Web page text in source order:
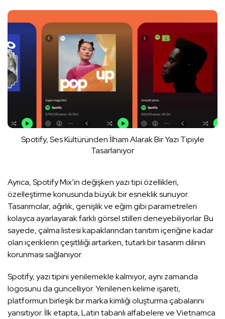
Spotify, Ses Kültüründen İlham Alarak Bir Yazı Tipiyle
Tasarlanıyor
Ayrıca, Spotify Mix’in değişken yazı tipi özellikleri,
özelleştirme konusunda büyük bir esneklik sunuyor.
Tasarımcılar, ağırlık, genişlik ve eğim gibi parametreleri
kolayca ayarlayarak farklı görsel stilleri deneyebiliyorlar. Bu
sayede, çalma listesi kapaklarından tanıtım içeriğine kadar
olan içeriklerin çeşitliliği artarken, tutarlı bir tasarım dilinin
korunması sağlanıyor.
Spotify, yazı tipini yenilemekle kalmıyor, aynı zamanda
logosunu da güncelliyor. Yenilenen kelime işareti,
platformun birleşik bir marka kimliği oluşturma çabalarını
yansıtıyor. İlk etapta, Latin tabanlı alfabelere ve Vietnamca